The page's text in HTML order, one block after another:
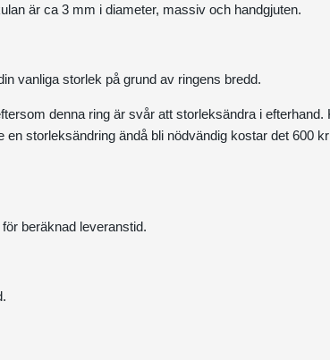
är ca 3 mm i diameter, massiv och handgjuten.
vanliga storlek på grund av ringens bredd.
denna ring är svår att storleksändra i efterhand.
storleksändring ändå bli nödvändig kostar det 600
beräknad leveranstid.